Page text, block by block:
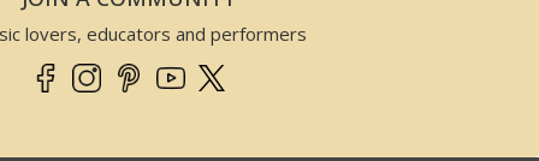
lovers, educators and performers